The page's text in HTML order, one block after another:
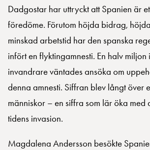
Dadgostar har uttryckt att Spanien är
föredöme. Förutom höjda bidrag,
minskad arbetstid har den spanska
infört en flyktingamnesti. En halv
invandrare väntades ansöka om
denna amnesti. Siffran blev långt över
människor – en siffra som lär öka med
tidens invasion.
Magdalena Andersson besökte